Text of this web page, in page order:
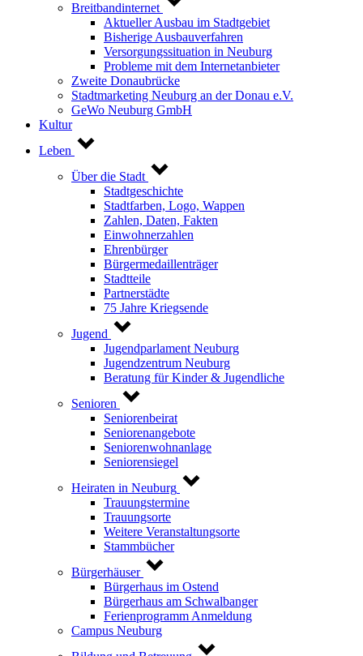
Breitbandinternet
Aktueller Ausbau im Stadtgebiet
Bisherige Ausbauverfahren
Versorgungssituation in Neuburg
Probleme mit dem Internetanbieter
Zweite Donaubrücke
Stadtmarketing Neuburg an der Donau e.V.
GeWo Neuburg GmbH
Kultur
Leben
Über die Stadt
Stadtgeschichte
Stadtfarben, Logo, Wappen
Zahlen, Daten, Fakten
Einwohnerzahlen
Ehrenbürger
Bürgermedaillenträger
Stadtteile
Partnerstädte
75 Jahre Kriegsende
Jugend
Jugendparlament Neuburg
Jugendzentrum Neuburg
Beratung für Kinder & Jugendliche
Senioren
Seniorenbeirat
Seniorenangebote
Seniorenwohnanlage
Seniorensiegel
Heiraten in Neuburg
Trauungstermine
Trauungsorte
Weitere Veranstaltungsorte
Stammbücher
Bürgerhäuser
Bürgerhaus im Ostend
Bürgerhaus am Schwalbanger
Ferienprogramm Anmeldung
Campus Neuburg